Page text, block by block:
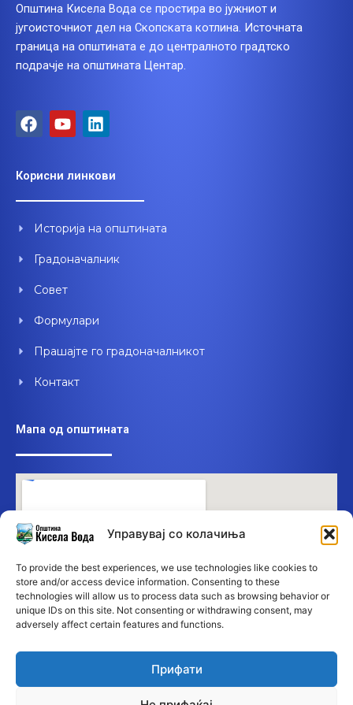
Управувај со колачиња
To provide the best experiences, we use technologies like cookies to
store and/or access device information. Consenting to these
technologies will allow us to process data such as browsing behavior or
unique IDs on this site. Not consenting or withdrawing consent, may
adversely affect certain features and functions.
Прифати
Општина Кисела Вода се простира во јужниот и
југоисточниот дел на Скопската котлина. Источната
граница на општината е до централното градтско
подрачје на општината Центар.
F
a
b
o
k
Y
o
u
b
L
i
e
d
n
Корисни линкови
Историја на општината
Градоначалник
Совет
Формулари
Прашајте го градоначалникот
Контакт
Мапа од општината